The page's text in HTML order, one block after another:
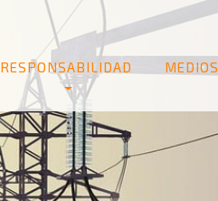
RESPONSABILIDAD MEDIOS